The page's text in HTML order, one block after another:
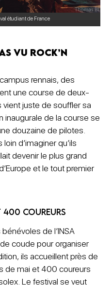
étudiant de France
vu Rock’n
rennais, des
une course de deux-
vient juste de souffler sa
inaugurale de la course se
douzaine de pilotes.
d’imaginer qu’ils
devenir le plus grand
et le tout premier
400 coureurs
de l’INSA
coude pour organiser
ils accueillent près de
de mai et 400 coureurs
Le festival se veut